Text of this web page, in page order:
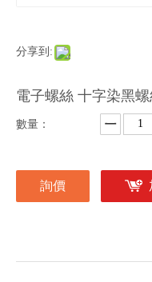
分享到:
電子螺絲 十字染黑螺
數量：
詢價